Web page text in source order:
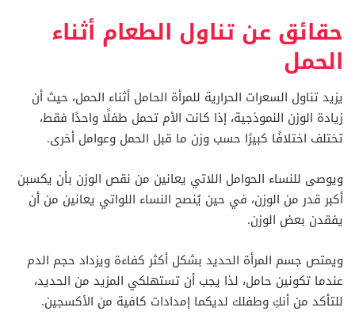
حقائق عن تناول الطعام أثناء
الحمل
يزيد تناول السعرات الحرارية للمرأة الحامل أثناء الحمل، حيث أن
زيادة الوزن النموذجية، إذا كانت الأم تحمل طفلًا واحدًا فقط،
تختلف اختلافًا كبيرًا حسب وزن ما قبل الحمل وعوامل أخرى.
ويوصى للنساء الحوامل اللاتي يعانين من نقص الوزن بأن يكسبن
أكبر قدر من الوزن، في حين يُنصح النساء اللواتي يعانين من أن
يفقدن بعض الوزن.
ويمتص جسم المرأة الحديد بشكل أكثر كفاءة ويزداد حجم الدم
عندما تكونين حامل، لذا يجب أن تستهلكي المزيد من الحديد،
للتأكد من أنكِ وطفلك لديكما إمدادات كافية من الأكسجين.